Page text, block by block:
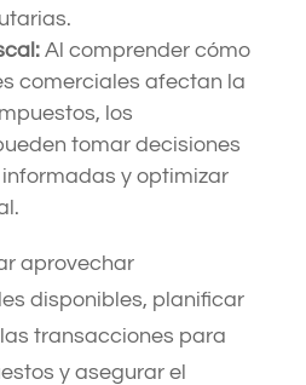
Al comprender cómo
comerciales afectan la
los
tomar decisiones
y optimizar
aprovechar
disponibles, planificar
transacciones para
y asegurar el